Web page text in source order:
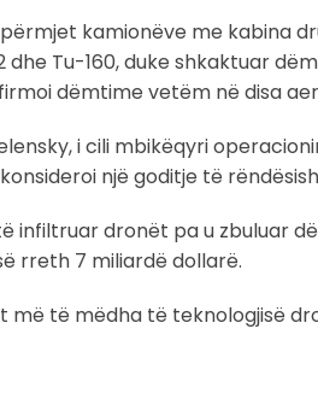
kamionëve me kabina
Tu-160, duke shkaktuar
dëmtime vetëm në disa
i cili mbikëqyri
një goditje të
infiltruar dronët pa u zbuluar
rreth 7 miliardë dollarë.
më të mëdha të teknologjisë